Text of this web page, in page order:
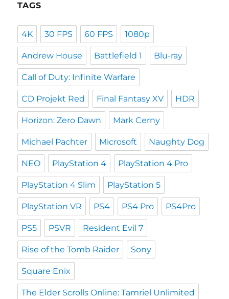
TAGS
4K 30 FPS 60 FPS 1080p
Andrew House Battlefield 1 Blu-ray
Call of Duty: Infinite Warfare
CD Projekt Red Final Fantasy XV HDR
Horizon: Zero Dawn Mark Cerny
Michael Pachter Microsoft Naughty Dog
NEO PlayStation 4 PlayStation 4 Pro
PlayStation 4 Slim PlayStation 5
PlayStation VR PS4 PS4 Pro PS4Pro
PS5 PSVR Resident Evil 7
Rise of the Tomb Raider Sony
Square Enix
The Elder Scrolls Online: Tamriel Unlimited